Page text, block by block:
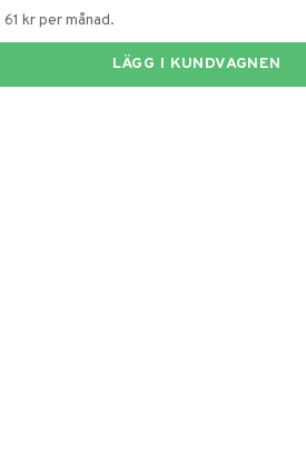
kr per månad.
LÄGG I KUNDVAGNEN